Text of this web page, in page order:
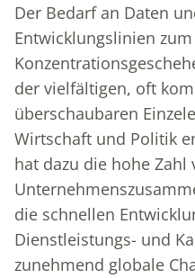
Der Bedarf an Daten
Entwicklungslinien
der vielfältigen, oft
überschaubaren
Wirtschaft und Politik
hat dazu die hohe Zahl
die schnellen
Dienstleistungs- und
zunehmend globale